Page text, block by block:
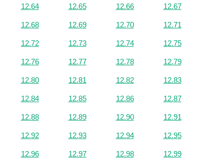
12.64 12.65 12.66 12.67
12.68 12.69 12.70 12.71
12.72 12.73 12.74 12.75
12.76 12.77 12.78 12.79
12.80 12.81 12.82 12.83
12.84 12.85 12.86 12.87
12.88 12.89 12.90 12.91
12.92 12.93 12.94 12.95
12.96 12.97 12.98 12.99